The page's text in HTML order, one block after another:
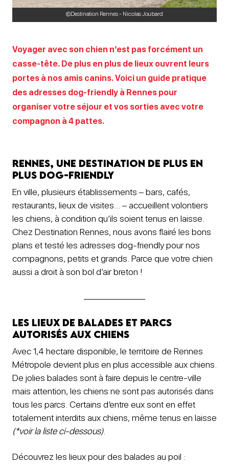
©Destination Rennes - Nicolas Joubard
Voyager avec son chien n’est pas forcément un
casse-tête. De plus en plus de lieux ouvrent leurs
portes à nos amis canins. Voici un guide pratique
des adresses dog-friendly à Rennes pour
organiser votre séjour et vos sorties avec votre
compagnon à 4 pattes.
Rennes, une destination de plus en
plus dog-friendly
En ville, plusieurs établissements – bars, cafés,
restaurants, lieux de visites… – accueillent volontiers
les chiens, à condition qu’ils soient tenus en laisse.
Chez Destination Rennes, nous avons flairé les bons
plans et testé les adresses dog-friendly pour nos
compagnons, petits et grands. Parce que votre chien
aussi a droit à son bol d’air breton !
Les lieux de balades et parcs
autorisés aux chiens
Avec 1,4 hectare disponible, le territoire de Rennes
Métropole devient plus en plus accessible aux chiens.
De jolies balades sont à faire depuis le centre-ville
mais attention, les chiens ne sont pas autorisés dans
tous les parcs. Certains d’entre eux sont en effet
totalement interdits aux chiens, même tenus en laisse
(*voir la liste ci-dessous).
Découvrez les lieux pour des balades au poil :